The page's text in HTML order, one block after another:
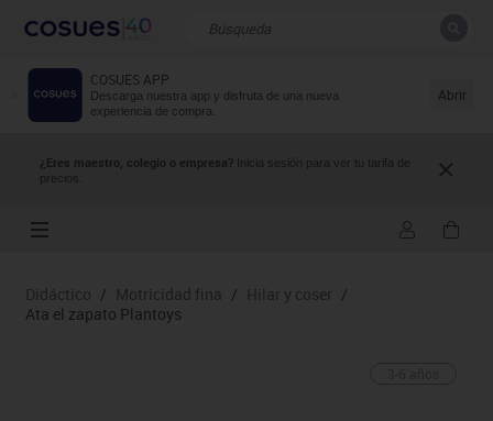
COSUES APP
Descarga nuestra app y disfruta de una nueva
experiencia de compra.
Abrir
¿Eres maestro, colegio o empresa? Inicia sesión para ver tu tarifa de
precios.
Resultados de la búsqueda
Didáctico / Motricidad fina / Hilar y coser
/
Ata el zapato Plantoys